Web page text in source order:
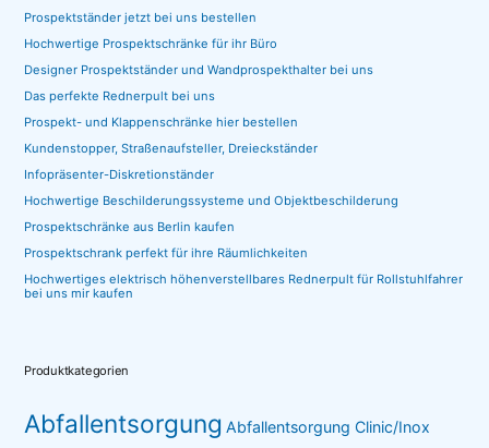
Prospektständer jetzt bei uns bestellen
Hochwertige Prospektschränke für ihr Büro
Designer Prospektständer und Wandprospekthalter bei uns
Das perfekte Rednerpult bei uns
Prospekt- und Klappenschränke hier bestellen
Kundenstopper, Straßenaufsteller, Dreieckständer
Infopräsenter-Diskretionständer
Hochwertige Beschilderungssysteme und Objektbeschilderung
Prospektschränke aus Berlin kaufen
Prospektschrank perfekt für ihre Räumlichkeiten
Hochwertiges elektrisch höhenverstellbares Rednerpult für Rollstuhlfahrer
bei uns mir kaufen
Produktkategorien
Abfallentsorgung Abfallentsorgung Clinic/Inox